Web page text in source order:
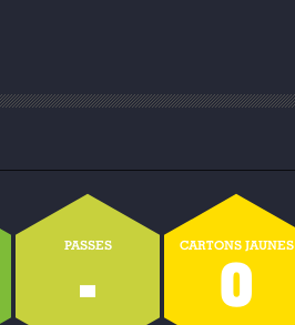
PASSES
-
CARTONS JAUNES
0